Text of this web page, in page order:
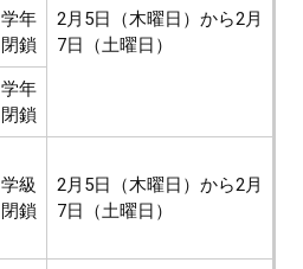
2月5日（木曜日）から2月
7日（土曜日）
学年
閉鎖
学年
閉鎖
学級
閉鎖
2月5日（木曜日）から2月
7日（土曜日）